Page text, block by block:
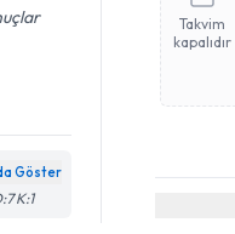
Göster
K:1
Takvim
kapalıdır